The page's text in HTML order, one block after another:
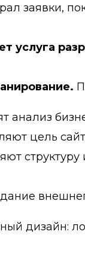
заявки,
услуга
анализ
цель
структуру
дизайн: